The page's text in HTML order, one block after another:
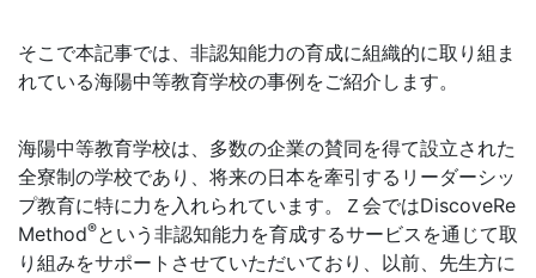
学
校
現
場
そこで本記事では、非認知能力の育成に組織的に取り組ま
れている海陽中等教育学校の事例をご紹介します。
海陽中等教育学校は、多数の企業の賛同を得て設立された
全寮制の学校であり、将来の日本を牽引するリーダーシッ
プ教育に特に力を入れられています。Ｚ会ではDiscoveRe
Method®という非認知能力を育成するサービスを通じて取
り組みをサポートさせていただいており、以前、先生方に